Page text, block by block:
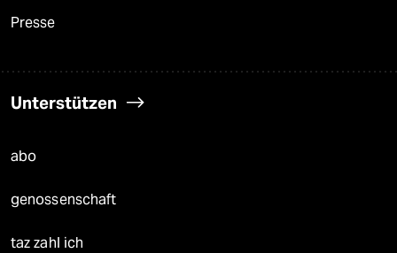
Presse
Unterstützen
abo
genossenschaft
taz zahl ich